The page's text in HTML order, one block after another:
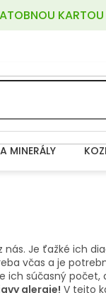
KARTOU
MINERÁLY
Je ťažké ich
včas a je
súčasný
alergie! V tejto